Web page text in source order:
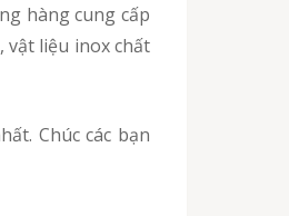
, vật liệu inox chất